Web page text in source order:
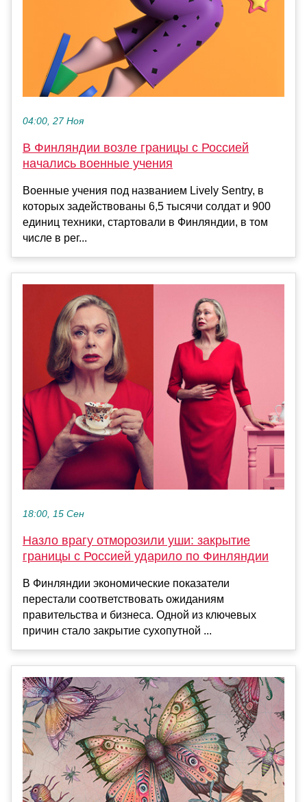
04:00, 27 Ноя
В Финляндии возле границы с Россией
начались военные учения
Военные учения под названием Lively Sentry, в
которых задействованы 6,5 тысячи солдат и 900
единиц техники, стартовали в Финляндии, в том
числе в рег...
18:00, 15 Сен
Назло врагу отморозили уши: закрытие
границы с Россией ударило по Финляндии
В Финляндии экономические показатели
перестали соответствовать ожиданиям
правительства и бизнеса. Одной из ключевых
причин стало закрытие сухопутной ...